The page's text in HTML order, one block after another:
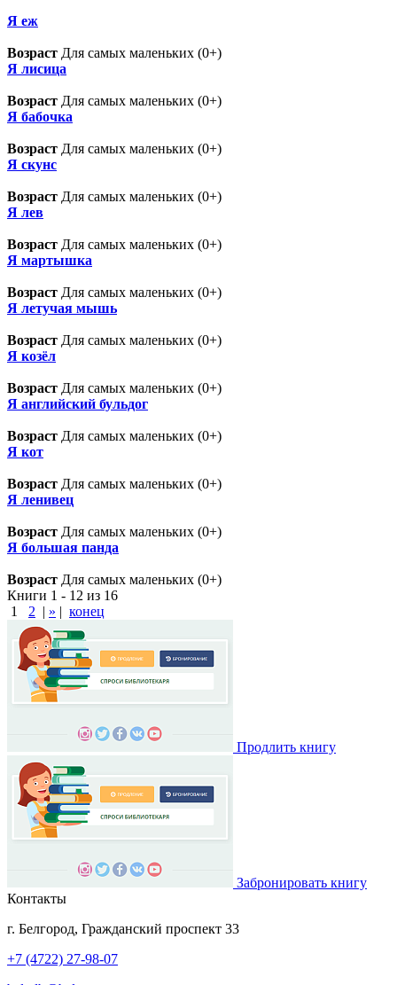
Я eж
Возраст Для самых маленьких (0+)
Я лисица
Возраст Для самых маленьких (0+)
Я бабочка
Возраст Для самых маленьких (0+)
Я скунс
Возраст Для самых маленьких (0+)
Я лев
Возраст Для самых маленьких (0+)
Я мартышка
Возраст Для самых маленьких (0+)
Я летучая мышь
Возраст Для самых маленьких (0+)
Я козёл
Возраст Для самых маленьких (0+)
Я английский бульдог
Возраст Для самых маленьких (0+)
Я кот
Возраст Для самых маленьких (0+)
Я ленивец
Возраст Для самых маленьких (0+)
Я большая панда
Возраст Для самых маленьких (0+)
Книги 1 - 12 из 16
1
2 | » | конец
Продлить книгу
Забронировать книгу
Контакты
г. Белгород, Гражданский проспект 33
+7 (4722) 27-98-07